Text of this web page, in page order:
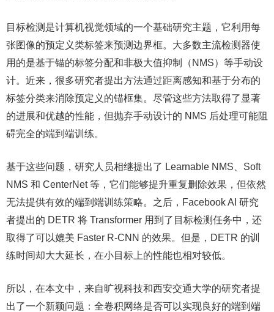
目标检测是计算机视觉领域的一个基础研究主题，它利用每
张图像的预定义类标签来预测边界框。大多数主流检测器使
用的是基于锚的标签分配和非极大值抑制（NMS）等手动设
计。近来，很多研究者提出方法通过距离感知和基于分布的
标签分类来消除预定义的锚框集。尽管这些方法取得了显著
的进展和优越的性能，但抛弃手动设计的 NMS 后处理可能阻
碍完全的端到端训练。
基于这些问题，研究人员相继提出了 Learnable NMS、Soft
NMS 和 CenterNet 等，它们能够提升重复删除效果，但依然
无法提供有效的端到端训练策略。之后，Facebook AI 研究
者提出的 DETR 将 Transformer 用到了目标检测任务中，还
取得了可以媲美 Faster R-CNN 的效果。但是，DETR 的训
练时间却大大延长，在小目标上的性能也相对较低。
所以，在本文中，来自旷视科技和西安交通大学的研究者提
出了一个新颖问题：全卷积网络是否可以实现良好的端到端